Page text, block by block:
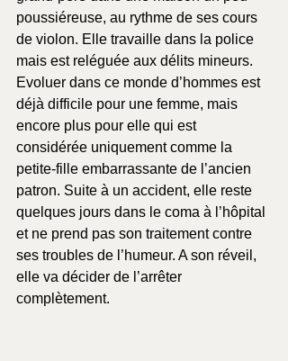
poussiéreuse, au rythme de ses cours
de violon. Elle travaille dans la police
mais est reléguée aux délits mineurs.
Evoluer dans ce monde d’hommes est
déjà difficile pour une femme, mais
encore plus pour elle qui est
considérée uniquement comme la
petite-fille embarrassante de l’ancien
patron. Suite à un accident, elle reste
quelques jours dans le coma à l’hôpital
et ne prend pas son traitement contre
ses troubles de l’humeur. A son réveil,
elle va décider de l’arrêter
complètement.